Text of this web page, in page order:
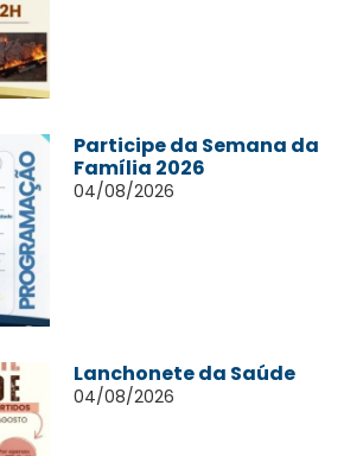
Participe da Semana da
Família 2026
04/08/2026
Lanchonete da Saúde
04/08/2026